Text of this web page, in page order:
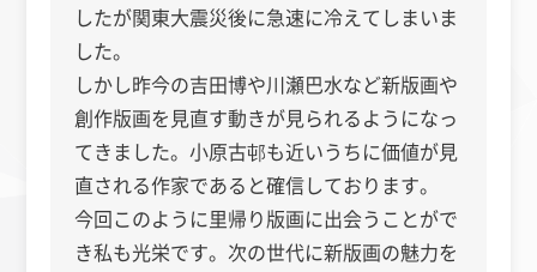
したが関東大震災後に急速に冷えてしまいま
した。
しかし昨今の吉田博や川瀬巴水など新版画や
創作版画を見直す動きが見られるようになっ
てきました。小原古邨も近いうちに価値が見
直される作家であると確信しております。
今回このように里帰り版画に出会うことがで
き私も光栄です。次の世代に新版画の魅力を